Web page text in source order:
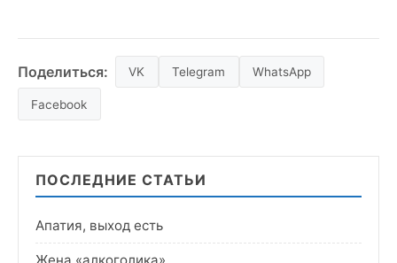
Поделиться: VK Telegram WhatsApp
Facebook
ПОСЛЕДНИЕ СТАТЬИ
Апатия, выход есть